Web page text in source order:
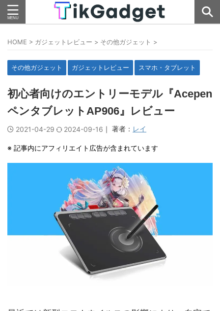
HOME > ガジェットレビュー > その他ガジェット >
その他ガジェット ガジェットレビュー スマホ・タブレット
初心者向けのエントリーモデル『Acepen
ペンタブレットAP906』レビュー
2021-04-29 2024-09-16 ｜ 著者： レイ
※ 記事内にアフィリエイト広告が含まれています